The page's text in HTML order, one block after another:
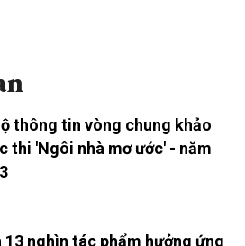
thông tin vòng chung khảo
thi 'Ngôi nhà mơ ước' - năm
13 nghìn tác phẩm hưởng ứng